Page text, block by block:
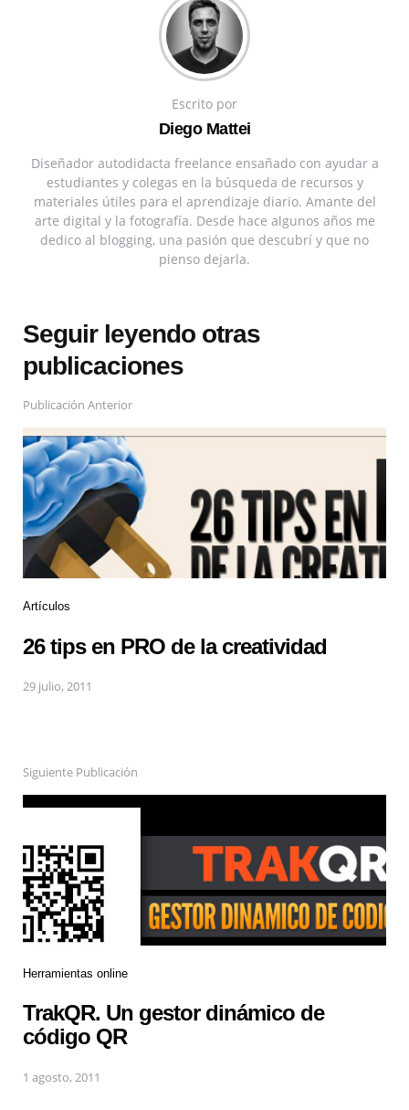
Escrito por
Diego Mattei
Diseñador autodidacta freelance ensañado con ayudar a
estudiantes y colegas en la búsqueda de recursos y
materiales útiles para el aprendizaje diario. Amante del
arte digital y la fotografía. Desde hace algunos años me
dedico al blogging, una pasión que descubrí y que no
pienso dejarla.
Seguir leyendo otras
publicaciones
Publicación Anterior
Artículos
26 tips en PRO de la creatividad
29 julio, 2011
Siguiente Publicación
Herramientas online
TrakQR. Un gestor dinámico de
código QR
1 agosto, 2011